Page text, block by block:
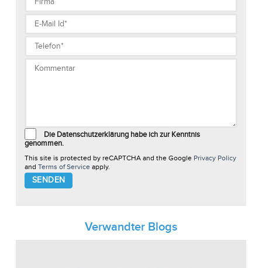
Die Datenschutzerklärung habe ich zur Kenntnis
genommen.
This site is protected by reCAPTCHA and the Google Privacy Policy
and Terms of Service apply.
Please
leave
Verwandter Blogs